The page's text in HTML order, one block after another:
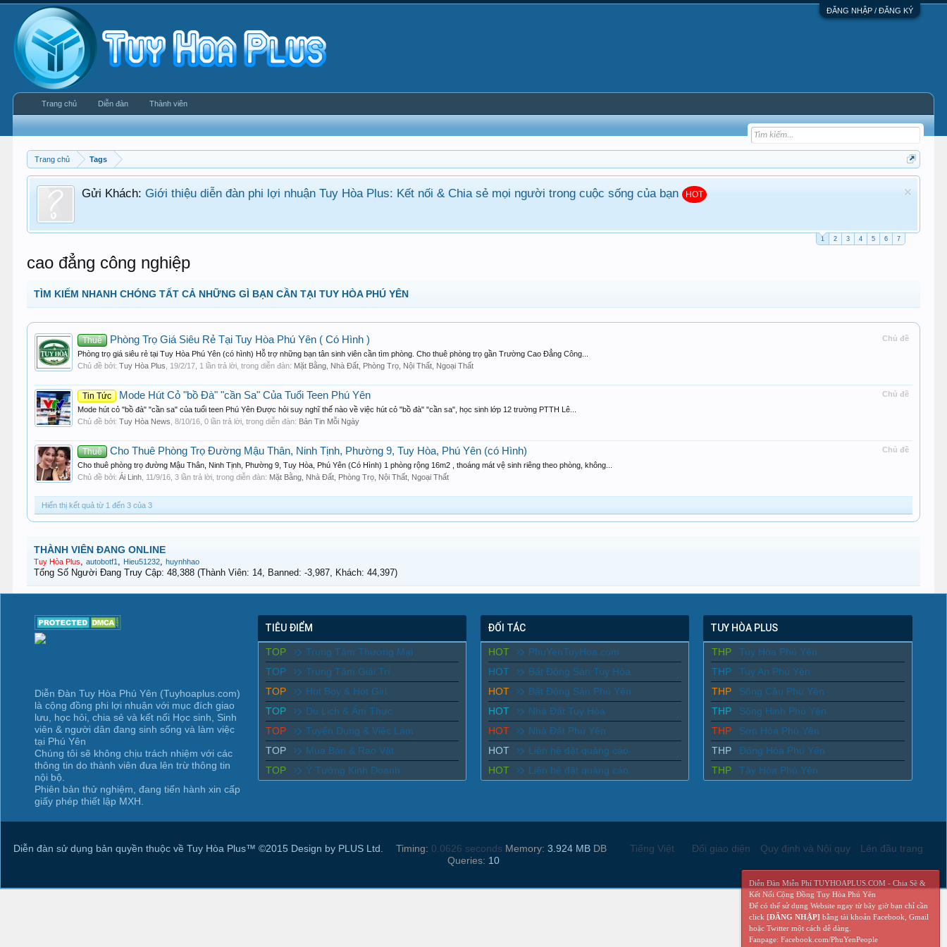
ĐĂNG NHẬP / ĐĂNG KÝ
Trang chủ Tags
Gửi Khách:Giới thiệu diễn đàn phi lợi nhuận Tuy Hòa Plus: Kết nối & Chia sẻ mọi người trong cuộc sống của bạn HOT
1 2 3 4 5 6 7
cao đẳng công nghiệp
TÌM KIẾM NHANH CHÓNG TẤT CẢ NHỮNG GÌ BẠN CẦN TẠI TUY HÒA PHÚ YÊN
Chủ đề
Thuê Phòng Trọ Giá Siêu Rẻ Tại Tuy Hòa Phú Yên ( Có Hình )
Phòng trọ giá siêu rẻ tại Tuy Hòa Phú Yên (có hình) Hỗ trợ những bạn tân sinh viên cần tìm phòng. Cho thuê phòng trọ gần Trường Cao Đẳng Công...
Chủ đề bởi:Tuy Hòa Plus 19/2/17 , 1 lần trả lời, trong diễn đàn: Mặt Bằng, Nhà Đất, Phòng Trọ, Nội Thất, Ngoại Thất
Chủ đề
Tin Tức Mode Hút Cỏ "bồ Đà" "cần Sa" Của Tuổi Teen Phú Yên
Mode hút cỏ "bồ đà" "cần sa" của tuổi teen Phú Yên Được hỏi suy nghĩ thế nào về việc hút cỏ "bồ đà" "cần sa", học sinh lớp 12 trường PTTH Lê...
Chủ đề bởi:Tuy Hòa News ,8/10/16 , 0 lần trả lời, trong diễn đàn: Bản Tin Mỗi Ngày
Chủ đề
Thuê Cho Thuê Phòng Trọ Đường Mậu Thân, Ninh Tịnh, Phường 9, Tuy Hòa, Phú Yên (có Hình)
Cho thuê phòng trọ đường Mậu Thân, Ninh Tịnh, Phường 9, Tuy Hòa, Phú Yên (Có Hình) 1 phòng rộng 16m2 , thoáng mát vệ sinh riêng theo phòng, không...
Chủ đề bởi:Ái Linh 11/9/16 , 3 lần trả lời, trong diễn đàn: Mặt Bằng, Nhà Đất, Phòng Trọ, Nội Thất, Ngoại Thất
Hiển thị kết quả từ 1 đến 3 của 3
THÀNH VIÊN ĐANG ONLINE
Tuy Hòa Plus,autobotf1 , Hieu51232,huynhhao
Tổng Số Người Đang Truy Cập: 48,388 (Thành Viên: 14, Banned: -3,987, Khách: 44,397)
Trang chủ Diễn đàn Thành viên
Diễn Đàn Tuy Hòa Phú Yên (Tuyhoaplus.com)
là cộng đồng phi lợi nhuận với mục đích giao
lưu, học hỏi, chia sẻ và kết nối Học sinh, Sinh
viên & người dân đang sinh sống và làm việc
tại Phú Yên
Chúng tôi sẽ không chịu trách nhiệm với các
thông tin do thành viên đưa lên trừ thông tin
nội bộ.
Phiên bản thử nghiệm, đang tiến hành xin cấp
giấy phép thiết lập MXH.
TIÊU ĐIỂM
TOP
Trung Tâm Thương Mại
TOP
Trung Tâm Giải Trí
TOP
Hot Boy & Hot Girl
TOP
Du Lịch & Ẩm Thực
TOP
Tuyển Dụng & Việc Làm
TOP
Mua Bán & Rao Vặt
TOP
Ý Tưởng Kinh Doanh
ĐỐI TÁC
HOT
PhuYenTuyHoa.com
HOT
Bất Động Sản Tuy Hòa
HOT
Bất Động Sản Phú Yên
HOT
Nhà Đất Tuy Hòa
HOT
Nhà Đất Phú Yên
HOT
Liên hệ đặt quảng cáo
HOT
Liên hệ đặt quảng cáo
TUY HÒA PLUS
THP
Tuy Hòa Phú Yên
THP
Tuy An Phú Yên
THP
Sông Cầu Phú Yên
THP
Sông Hinh Phú Yên
THP
Sơn Hòa Phú Yên
THP
Đông Hòa Phú Yên
THP
Tây Hòa Phú Yên
Diễn đàn sử dụng bản quyền thuộc về Tuy Hòa Plus™ ©2015 Design by PLUS Ltd. Tiếng Việt Đổi giao diện Quy định và Nội quy Lên đầu trang
Timing: 0.0626 seconds Memory: 3.924 MB DB
Queries: 10
Diễn Đàn Miễn Phí TUYHOAPLUS.COM - Chia Sẽ &
Kết Nối Cộng Đồng Tuy Hòa Phú Yên
Để có thể sử dụng Website ngay từ bây giờ bạn chỉ cần
click [ĐĂNG NHẬP] bằng tài khoản Facebook, Gmail
hoặc Twitter một cách dễ dàng.
Fanpage: Facebook.com/PhuYenPeople